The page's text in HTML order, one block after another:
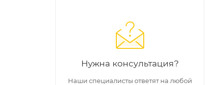
Нужна консультация?
Наши специалисты ответят на любой